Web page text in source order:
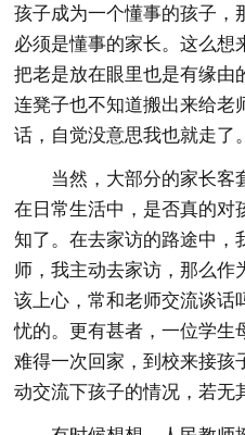
孩子成为一个懂事的孩子，
必须是懂事的家长。这么想
把老是放在眼里也是有缘由
连凳子也不知道搬出来给老
话，自觉没意思我也就走了。
当然，大部分的家长客
在日常生活中，是否真的对
知了。在去家访的路途中，
师，我主动去家访，那么作
该上心，常和老师交流谈话
忧的。更有甚者，一位学生
难得一次回家，到校来接孩
动交流下孩子的情况，若无